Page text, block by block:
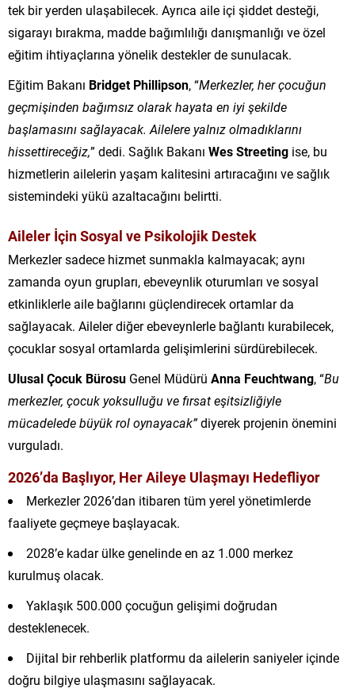
tek bir yerden ulaşabilecek. Ayrıca aile içi şiddet desteği,
sigarayı bırakma, madde bağımlılığı danışmanlığı ve özel
eğitim ihtiyaçlarına yönelik destekler de sunulacak.
Eğitim Bakanı Bridget Phillipson, “Merkezler, her çocuğun
geçmişinden bağımsız olarak hayata en iyi şekilde
başlamasını sağlayacak. Ailelere yalnız olmadıklarını
hissettireceğiz,” dedi. Sağlık Bakanı Wes Streeting ise, bu
hizmetlerin ailelerin yaşam kalitesini artıracağını ve sağlık
sistemindeki yükü azaltacağını belirtti.
Aileler İçin Sosyal ve Psikolojik Destek
Merkezler sadece hizmet sunmakla kalmayacak; aynı
zamanda oyun grupları, ebeveynlik oturumları ve sosyal
etkinliklerle aile bağlarını güçlendirecek ortamlar da
sağlayacak. Aileler diğer ebeveynlerle bağlantı kurabilecek,
çocuklar sosyal ortamlarda gelişimlerini sürdürebilecek.
Ulusal Çocuk Bürosu Genel Müdürü Anna Feuchtwang, “Bu
merkezler, çocuk yoksulluğu ve fırsat eşitsizliğiyle
mücadelede büyük rol oynayacak”diyerek projenin önemini
vurguladı.
2026’da Başlıyor, Her Aileye Ulaşmayı Hedefliyor
Merkezler 2026’dan itibaren tüm yerel yönetimlerde
faaliyete geçmeye başlayacak.
2028’e kadar ülke genelinde en az 1.000 merkez
kurulmuş olacak.
Yaklaşık 500.000 çocuğun gelişimi doğrudan
desteklenecek.
Dijital bir rehberlik platformu da ailelerin saniyeler içinde
doğru bilgiye ulaşmasını sağlayacak.